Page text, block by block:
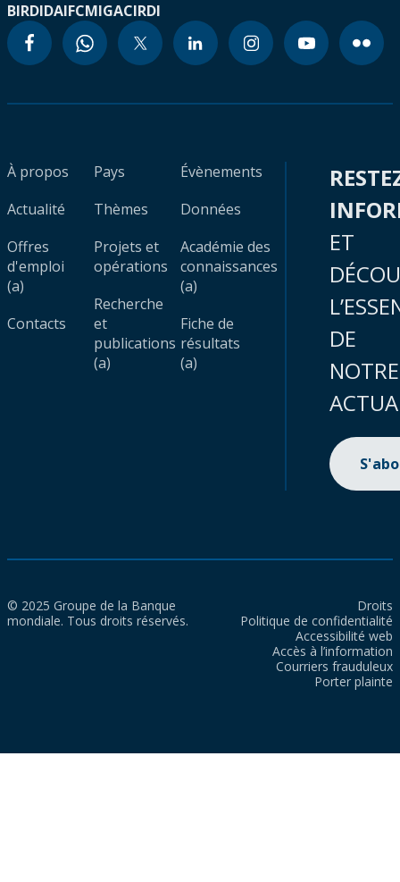
BIRDIDAIFCMIGACIRDI
À propos
Actualité
Offres
d'emploi
(a)
Contacts
Pays
Thèmes
Projets et
opérations
Recherche
et
publications
(a)
Évènements
Données
Académie des
connaissances
(a)
Fiche de
résultats
(a)
ET
DE
NOTRE
© 2025 Groupe de la Banque
mondiale. Tous droits réservés.
Droits
Politique de confidentialité
Accessibilité web
Accès à l’information
Courriers frauduleux
Porter plainte